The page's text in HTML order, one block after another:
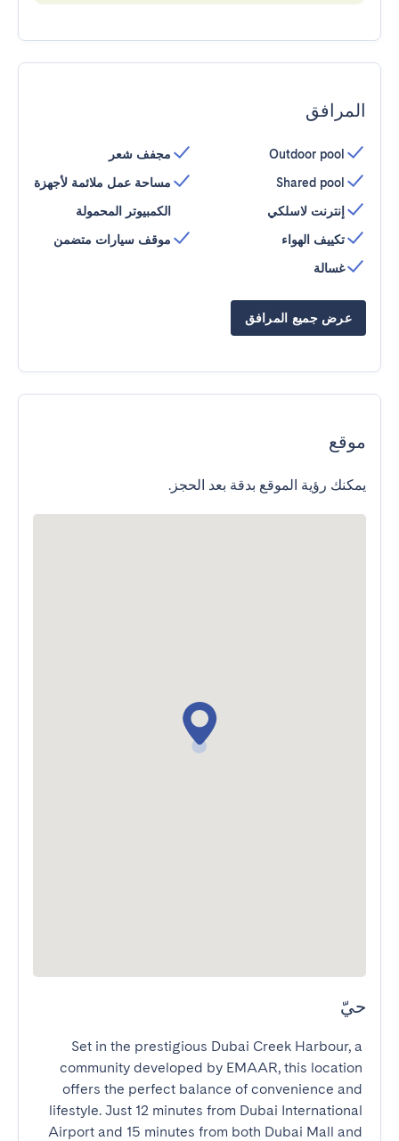
المرافق
Outdoor pool
Shared pool
إنترنت لاسلكي
تكييف الهواء
غسالة
مجفف شعر
مساحة عمل ملائمة لأجهزة
الكمبيوتر المحمولة
موقف سيارات متضمن
عرض جميع المرافق
موقع
يمكنك رؤية الموقع بدقة بعد الحجز.
حيّ
Set in the prestigious Dubai Creek Harbour, a
community developed by EMAAR, this location
offers the perfect balance of convenience and
lifestyle. Just 12 minutes from Dubai International
Airport and 15 minutes from both Dubai Mall and